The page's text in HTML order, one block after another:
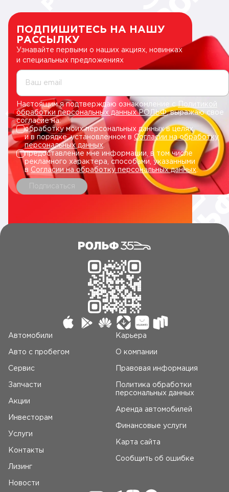
ПОДПИШИТЕСЬ НА НАШУ
РАССЫЛКУ
Узнавайте первыми о наших акциях, новинках
и специальных предложениях
Ваш email
Настоящим я подтверждаю ознакомление сПолитикой
обработки персональных данных РОЛЬФ, выражаю свое
согласие на:
обработку моих персональных данных в целях
и в порядке, установленном в Согласии на обработку
персональных данных
предоставление мне информации, в том числе
рекламного характера, способами, указанными
в Согласии на обработку персональных данных
Подписаться
Автомобили
Авто c пробегом
Сервис
Запчасти
Акции
Инвесторам
Услуги
Контакты
Лизинг
Новости
Карьера
О компании
Правовая информация
Политика обработки
персональных данных
Аренда автомобилей
Финансовые услуги
Карта сайта
Сообщить об ошибке